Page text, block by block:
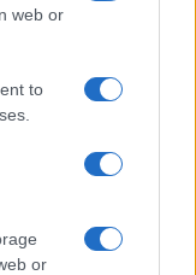
web or
to
or
την αγορά leasing
στη διεθνή σειρά
FTSE4Good